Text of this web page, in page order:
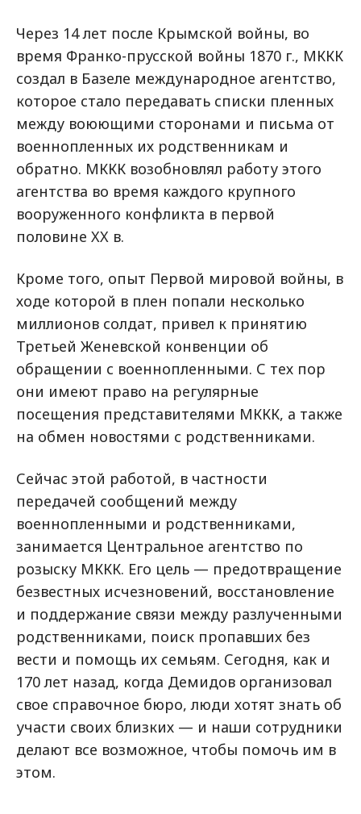
Через 14 лет после Крымской войны, во
время Франко-прусской войны 1870 г., МККК
создал в Базеле международное агентство,
которое стало передавать списки пленных
между воюющими сторонами и письма от
военнопленных их родственникам и
обратно. МККК возобновлял работу этого
агентства во время каждого крупного
вооруженного конфликта в первой
половине XX в.
Кроме того, опыт Первой мировой войны, в
ходе которой в плен попали несколько
миллионов солдат, привел к принятию
Третьей Женевской конвенции об
обращении с военнопленными. С тех пор
они имеют право на регулярные
посещения представителями МККК, а также
на обмен новостями с родственниками.
Сейчас этой работой, в частности
передачей сообщений между
военнопленными и родственниками,
занимается Центральное агентство по
розыску МККК. Его цель — предотвращение
безвестных исчезновений, восстановление
и поддержание связи между разлученными
родственниками, поиск пропавших без
вести и помощь их семьям. Сегодня, как и
170 лет назад, когда Демидов организовал
свое справочное бюро, люди хотят знать об
участи своих близких — и наши сотрудники
делают все возможное, чтобы помочь им в
этом.